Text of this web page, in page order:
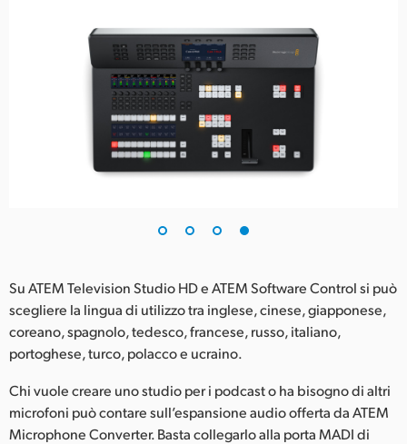
Su ATEM Television Studio HD e ATEM Software Control si può
scegliere la lingua di utilizzo tra inglese, cinese, giapponese,
coreano, spagnolo, tedesco, francese, russo, italiano,
portoghese, turco, polacco e ucraino.
Chi vuole creare uno studio per i podcast o ha bisogno di altri
microfoni può contare sull’espansione audio offerta da ATEM
Microphone Converter. Basta collegarlo alla porta MADI di